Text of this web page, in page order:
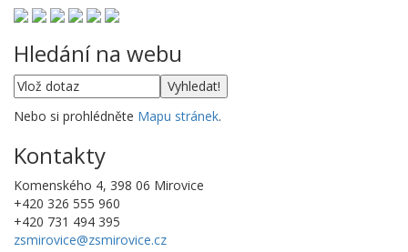
Hledání na webu
Nebo si prohlédněte Mapu stránek.
Kontakty
Komenského 4, 398 06 Mirovice
+420 326 555 960
+420 731 494 395
zsmirovice@zsmirovice.cz